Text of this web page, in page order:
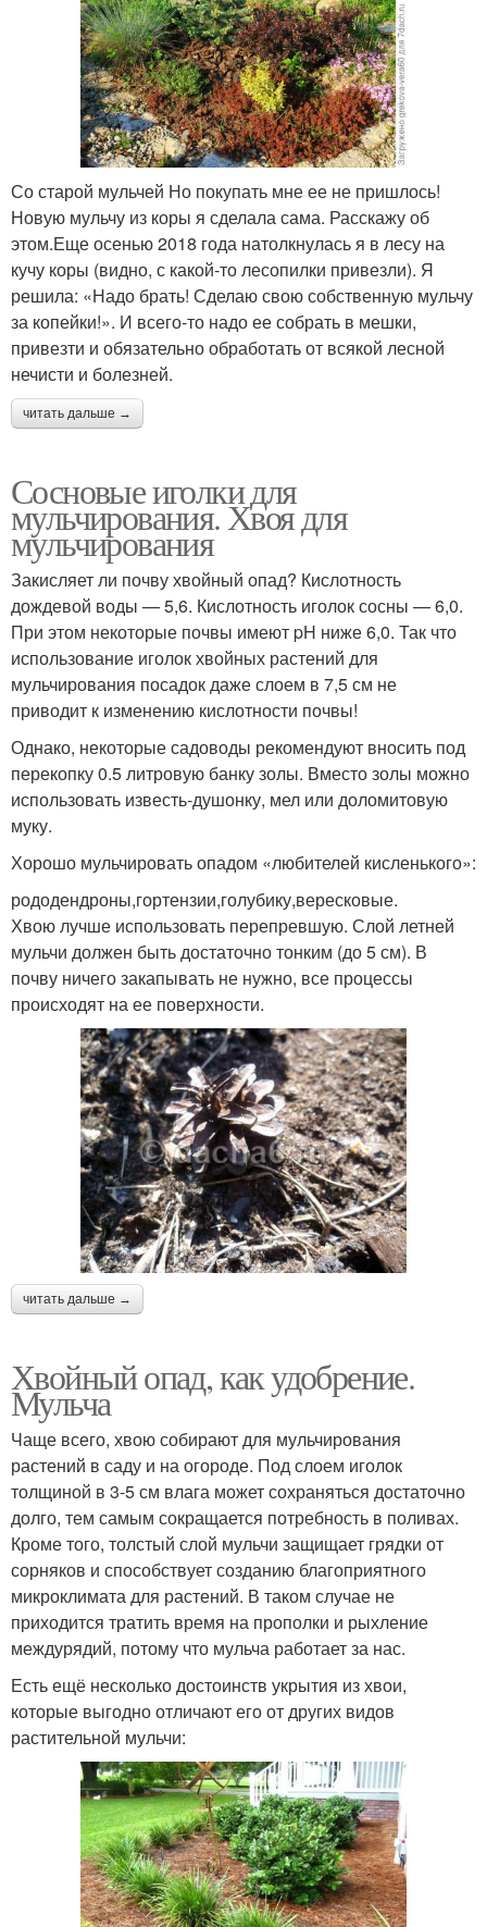
Со старой мульчей Но покупать мне ее не пришлось!
Новую мульчу из коры я сделала сама. Расскажу об
этом.Еще осенью 2018 года натолкнулась я в лесу на
кучу коры (видно, с какой-то лесопилки привезли). Я
решила: «Надо брать! Сделаю свою собственную мульчу
за копейки!». И всего-то надо ее собрать в мешки,
привезти и обязательно обработать от всякой лесной
нечисти и болезней.
читать дальше →
Сосновые иголки для
мульчирования. Хвоя для
мульчирования
Закисляет ли почву хвойный опад? Кислотность
дождевой воды — 5,6. Кислотность иголок сосны — 6,0.
При этом некоторые почвы имеют pH ниже 6,0. Так что
использование иголок хвойных растений для
мульчирования посадок даже слоем в 7,5 см не
приводит к изменению кислотности почвы!
Однако, некоторые садоводы рекомендуют вносить под
перекопку 0.5 литровую банку золы. Вместо золы можно
использовать известь-душонку, мел или доломитовую
муку.
Хорошо мульчировать опадом «любителей кисленького»:
рододендроны,гортензии,голубику,вересковые.
Хвою лучше использовать перепревшую. Слой летней
мульчи должен быть достаточно тонким (до 5 см). В
почву ничего закапывать не нужно, все процессы
происходят на ее поверхности.
читать дальше →
Хвойный опад, как удобрение.
Мульча
Чаще всего, хвою собирают для мульчирования
растений в саду и на огороде. Под слоем иголок
толщиной в 3-5 см влага может сохраняться достаточно
долго, тем самым сокращается потребность в поливах.
Кроме того, толстый слой мульчи защищает грядки от
сорняков и способствует созданию благоприятного
микроклимата для растений. В таком случае не
приходится тратить время на прополки и рыхление
междурядий, потому что мульча работает за нас.
Есть ещё несколько достоинств укрытия из хвои,
которые выгодно отличают его от других видов
растительной мульчи: